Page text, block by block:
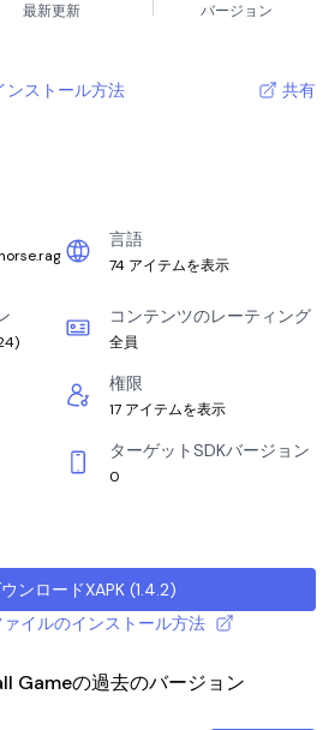
最新更新 バージョン
ンストール方法 共有
言語
74 アイテムを表示
)
コンテンツのレーティング
全員
権限
17 アイテムを表示
ターゲットSDKバージョン
0
ンロードXAPK(1.4.2)
ァイルのインストール方法
Gameの過去のバージョン